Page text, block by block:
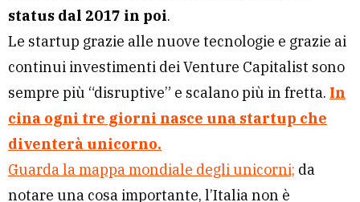
status dal 2017 in poi.
Le startup grazie alle nuove tecnologie e grazie ai
continui investimenti dei Venture Capitalist sono
sempre più “disruptive” e scalano più in fretta. In
cina ogni tre giorni nasce una startup che
diventerà unicorno.
Guarda la mappa mondiale degli unicorni; da
notare una cosa importante, l’Italia non è